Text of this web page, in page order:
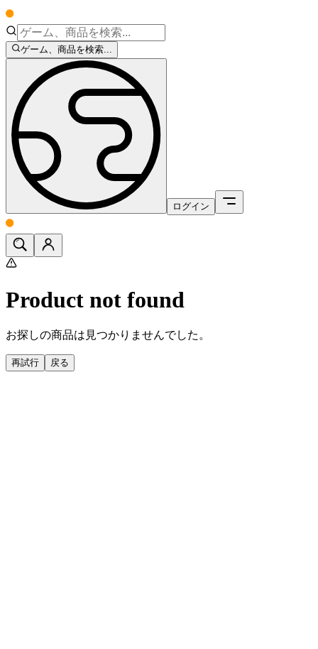
ゲーム、商品を検索...
ログイン
Product not found
お探しの商品は見つかりませんでした。
再試行 戻る